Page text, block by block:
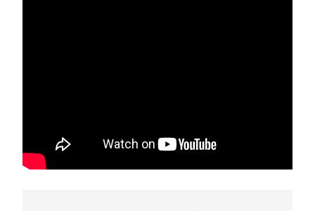
meurtrière selon le
rapport d’ADL contre
FRANCE ISRAÉL